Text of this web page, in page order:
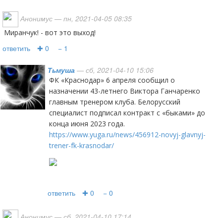
Анонимус — пн, 2021-04-05 08:35
Миранчук! - вот это выход!
ответить ✚ 0 − 1
Тьмуша — сб, 2021-04-10 15:06
ФК «Краснодар» 6 апреля сообщил о
назначении 43-летнего Виктора Ганчаренко
главным тренером клуба. Белорусский
специалист подписал контракт с «быками» до
конца июня 2023 года.
https://www.yuga.ru/news/456912-novyj-glavnyj-
trener-fk-krasnodar/
ответить ✚ 0 − 0